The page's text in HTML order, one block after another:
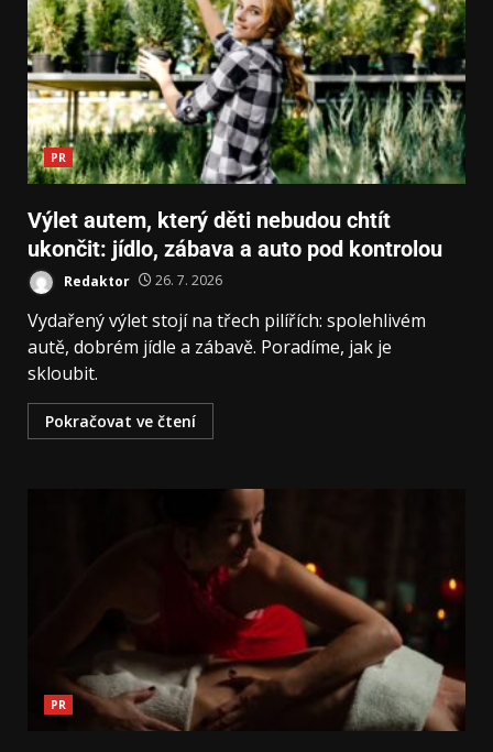
PR
Výlet autem, který děti nebudou chtít
ukončit: jídlo, zábava a auto pod kontrolou
Redaktor 26. 7. 2026
Vydařený výlet stojí na třech pilířích: spolehlivém
autě, dobrém jídle a zábavě. Poradíme, jak je
skloubit.
Pokračovat ve čtení
PR